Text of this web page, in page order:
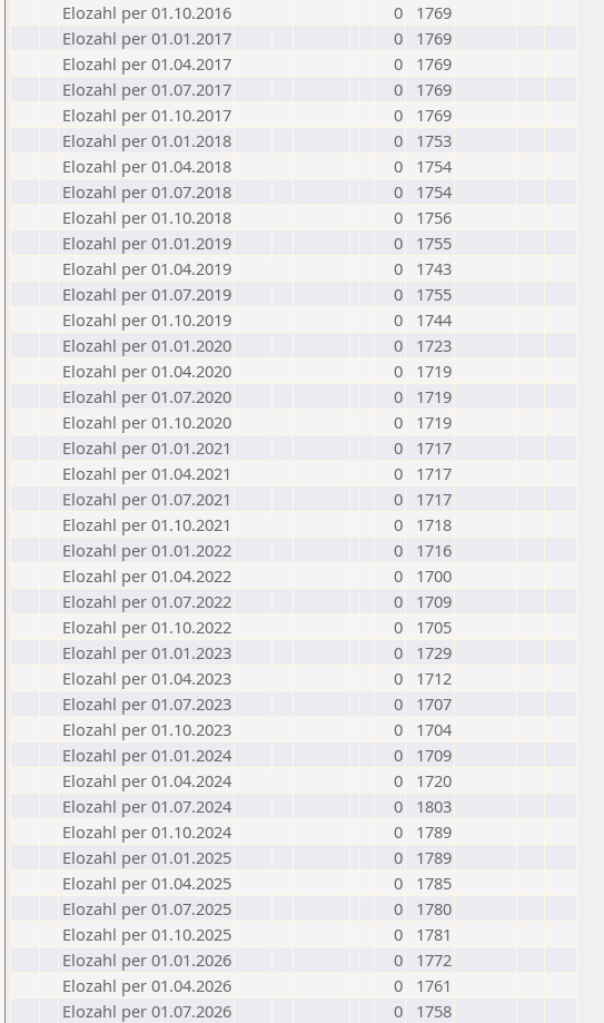
Elozahl per 01.10.2016
0
1769
Elozahl per 01.01.2017
0
1769
Elozahl per 01.04.2017
0
1769
Elozahl per 01.07.2017
0
1769
Elozahl per 01.10.2017
0
1769
Elozahl per 01.01.2018
0
1753
Elozahl per 01.04.2018
0
1754
Elozahl per 01.07.2018
0
1754
Elozahl per 01.10.2018
0
1756
Elozahl per 01.01.2019
0
1755
Elozahl per 01.04.2019
0
1743
Elozahl per 01.07.2019
0
1755
Elozahl per 01.10.2019
0
1744
Elozahl per 01.01.2020
0
1723
Elozahl per 01.04.2020
0
1719
Elozahl per 01.07.2020
0
1719
Elozahl per 01.10.2020
0
1719
Elozahl per 01.01.2021
0
1717
Elozahl per 01.04.2021
0
1717
Elozahl per 01.07.2021
0
1717
Elozahl per 01.10.2021
0
1718
Elozahl per 01.01.2022
0
1716
Elozahl per 01.04.2022
0
1700
Elozahl per 01.07.2022
0
1709
Elozahl per 01.10.2022
0
1705
Elozahl per 01.01.2023
0
1729
Elozahl per 01.04.2023
0
1712
Elozahl per 01.07.2023
0
1707
Elozahl per 01.10.2023
0
1704
Elozahl per 01.01.2024
0
1709
Elozahl per 01.04.2024
0
1720
Elozahl per 01.07.2024
0
1803
Elozahl per 01.10.2024
0
1789
Elozahl per 01.01.2025
0
1789
Elozahl per 01.04.2025
0
1785
Elozahl per 01.07.2025
0
1780
Elozahl per 01.10.2025
0
1781
Elozahl per 01.01.2026
0
1772
Elozahl per 01.04.2026
0
1761
Elozahl per 01.07.2026
0 1758